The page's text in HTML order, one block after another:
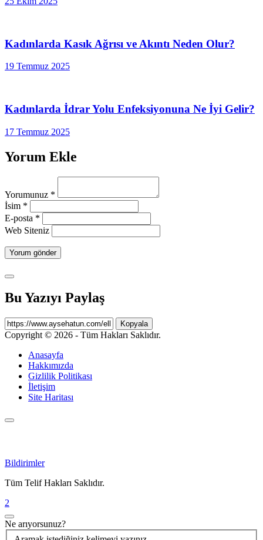
Kadınlarda Kasık Ağrısı ve Akıntı Neden Olur?
19 Temmuz 2025
Kadınlarda İdrar Yolu Enfeksiyonuna Ne İyi Gelir?
17 Temmuz 2025
Yorum Ekle
Yorumunuz *
İsim *
E-posta *
Web Siteniz
Bu Yazıyı Paylaş
Kopyala
Copyright © 2026 - Tüm Hakları Saklıdır.
Anasayfa
Hakkımızda
Gizlilik Politikası
İletişim
Site Haritası
Bildirimler
Tüm Telif Hakları Saklıdır.
2
Ne arıyorsunuz?